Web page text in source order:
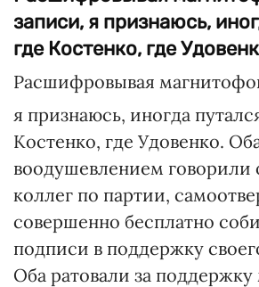
записи, я признаюсь,
где Костенко, где
Расшифровывая
я признаюсь, иногда
Костенко, где Удовенко.
воодушевлением говорили
коллег по партии,
совершенно бесплатно
подписи в поддержку
Оба ратовали за поддержку